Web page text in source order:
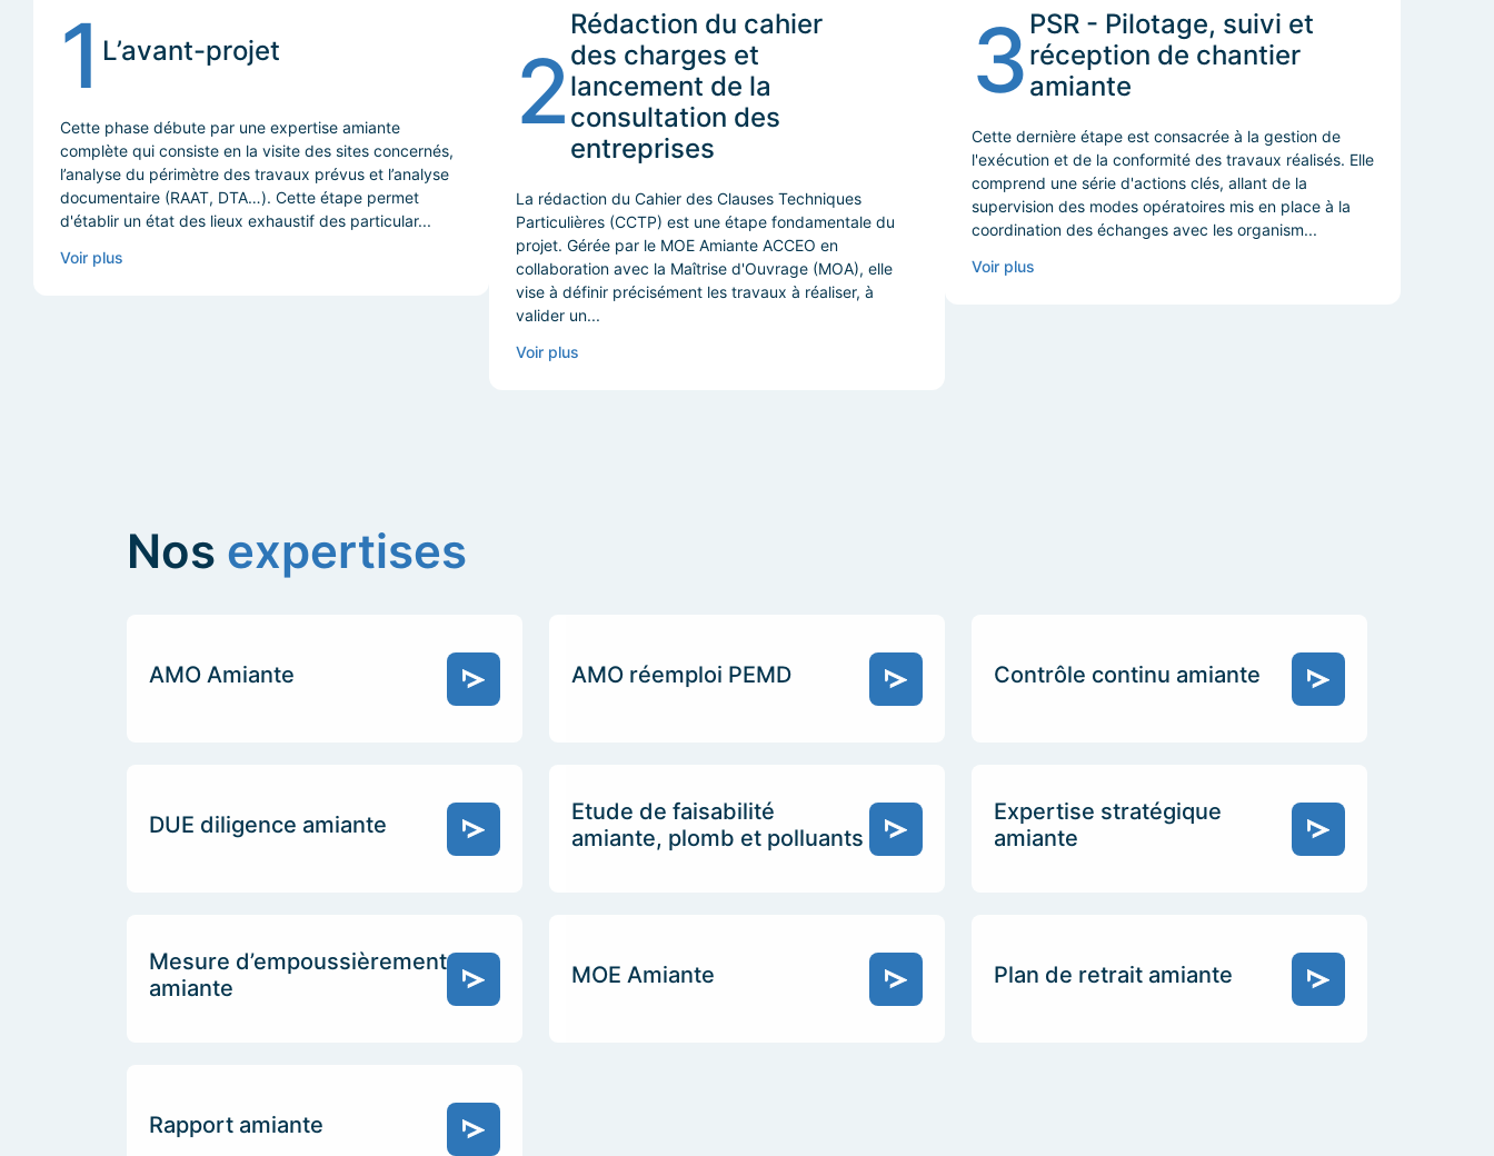
1 L’avant-projet
Cette phase débute par une expertise amiante
complète qui consiste en la visite des sites concernés,
l’analyse du périmètre des travaux prévus et l’analyse
documentaire (RAAT, DTA…). Cette étape permet
d'établir un état des lieux exhaustif des particular...
Voir plus
2
Rédaction du cahier
des charges et
lancement de la
consultation des
entreprises
La rédaction du Cahier des Clauses Techniques
Particulières (CCTP) est une étape fondamentale du
projet. Gérée par le MOE Amiante ACCEO en
collaboration avec la Maîtrise d'Ouvrage (MOA), elle
vise à définir précisément les travaux à réaliser, à
valider un...
Voir plus
3 PSR - Pilotage, suivi et
réception de chantier
amiante
Cette dernière étape est consacrée à la gestion de
l'exécution et de la conformité des travaux réalisés. Elle
comprend une série d'actions clés, allant de la
supervision des modes opératoires mis en place à la
coordination des échanges avec les organism...
Voir plus
Nos expertises
AMO Amiante AMO réemploi PEMD Contrôle continu amiante
DUE diligence amiante
Etude de faisabilité
amiante, plomb et polluants
Expertise stratégique
amiante
Mesure d’empoussièrement
amiante
MOE Amiante Plan de retrait amiante
Rapport amiante